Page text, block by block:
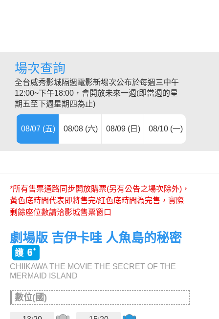
場次查詢
全台威秀影城隔週電影新場次公布於每週三中午
12:00~下午18:00，會開放未來一週(即當週的星
期五至下週星期四為止)
08/07 (五) 08/08 (六) 08/09 (日) 08/10 (一)
*所有售票通路同步開放購票(另有公告之場次除外)，
黃色底時間代表即將售完/紅色底時間為完售，實際
剩餘座位數請洽影城售票窗口
劇場版 吉伊卡哇 人魚島的秘密
CHIIKAWA THE MOVIE THE SECRET OF THE
MERMAID ISLAND
數位(國)